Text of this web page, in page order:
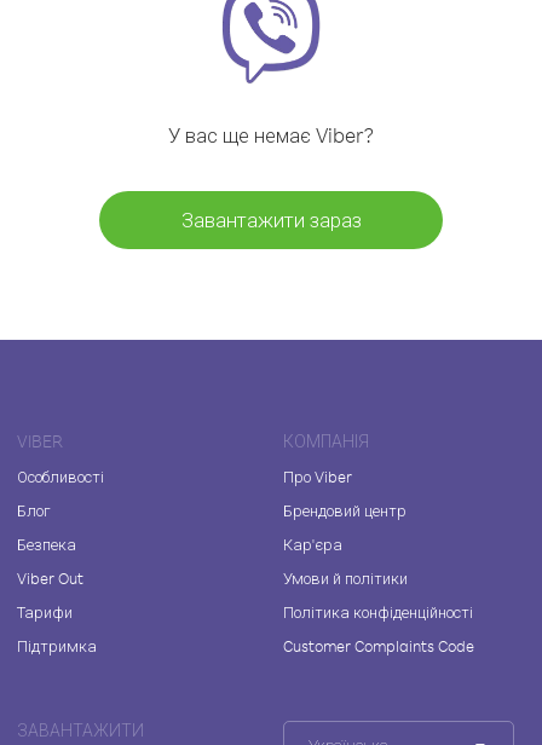
У вас ще немає Viber?
Завантажити зараз
VIBER
Особливості
Блог
Безпека
Viber Out
Тарифи
Підтримка
КОМПАНІЯ
Про Viber
Брендовий центр
Кар'єра
Умови й політики
Політика конфіденційності
Customer Complaints Code
ЗАВАНТАЖИТИ